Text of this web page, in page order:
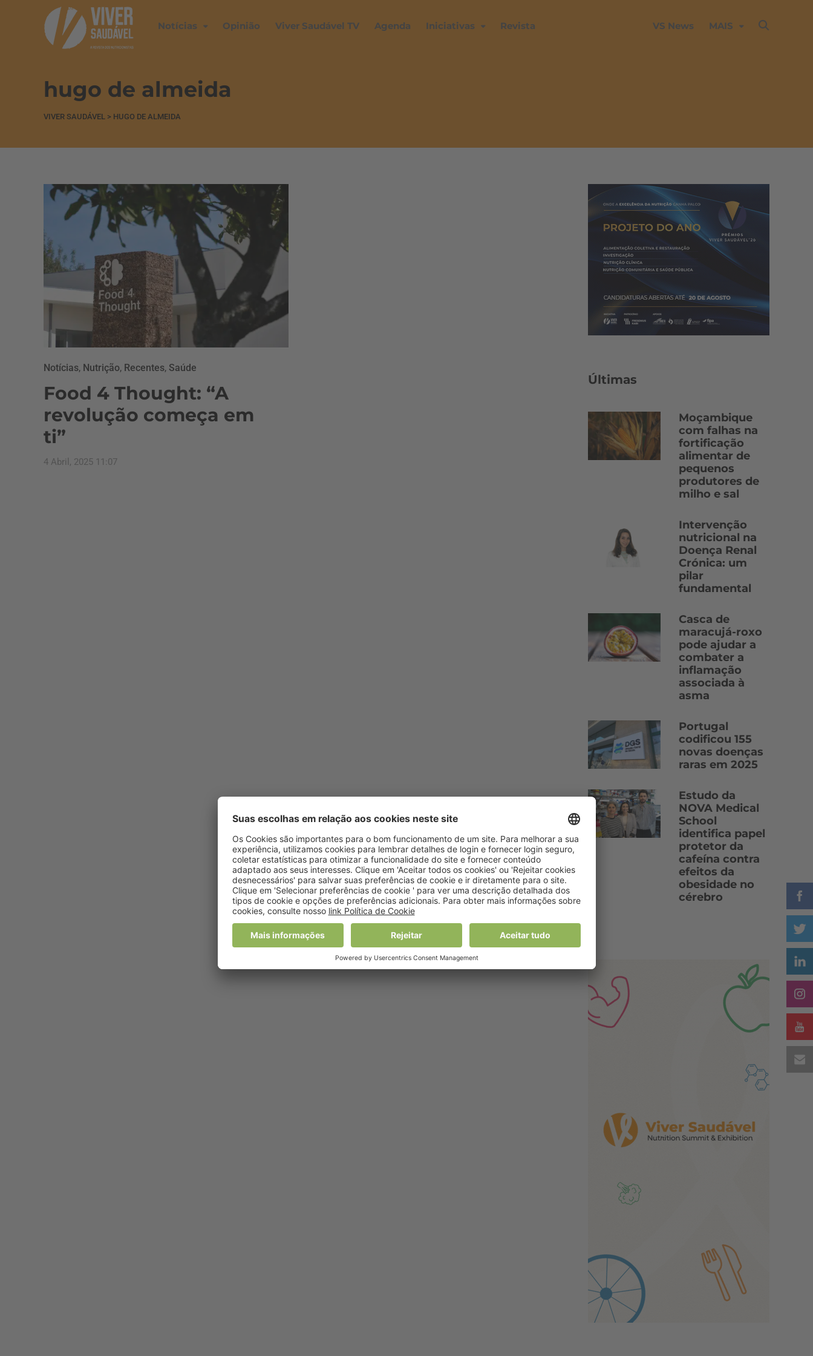
Notícias Opinião Viver Saudável TV Agenda Iniciativas Revista VS News MAIS
hugo de almeida
VIVER SAUDÁVEL > HUGO DE ALMEIDA
Notícias, Nutrição, Recentes, Saúde
Food 4 Thought: “A
revolução começa em
ti”
4 Abril, 2025 11:07
Últimas
Moçambique
com falhas na
fortificação
alimentar de
pequenos
produtores de
milho e sal
Intervenção
nutricional na
Doença Renal
Crónica: um
pilar
fundamental
Casca de
maracujá-roxo
pode ajudar a
combater a
inflamação
associada à
asma
Portugal
codificou 155
novas doenças
raras em 2025
Estudo da
NOVA Medical
School
identifica papel
protetor da
cafeína contra
efeitos da
obesidade no
cérebro